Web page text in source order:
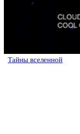
Тайны вселенной